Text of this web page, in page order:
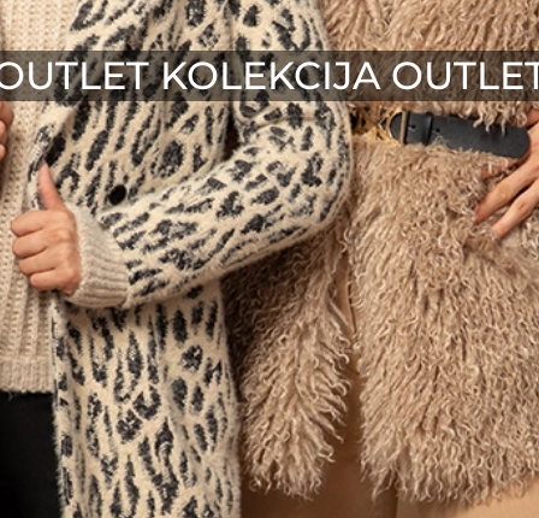
KOLEKCIJA